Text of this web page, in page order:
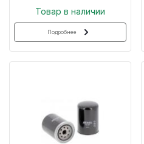
Товар в наличии
Подробнее